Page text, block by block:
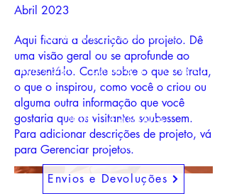
Abril 2023
Aqui ficará a descrição do projeto. Dê
uma visão geral ou se aprofunde ao
apresentá-lo. Conte sobre o que se trata,
o que o inspirou, como você o criou ou
alguma outra informação que você
gostaria que os visitantes soubessem.
Para adicionar descrições de projeto, vá
para Gerenciar projetos.
daFRAGA, Livros e Edições
Rua Catarina Eufémia, 12 - Cova da
Piedde
2805-114ALMADA
+351 966 051 913
Envios e Devoluções